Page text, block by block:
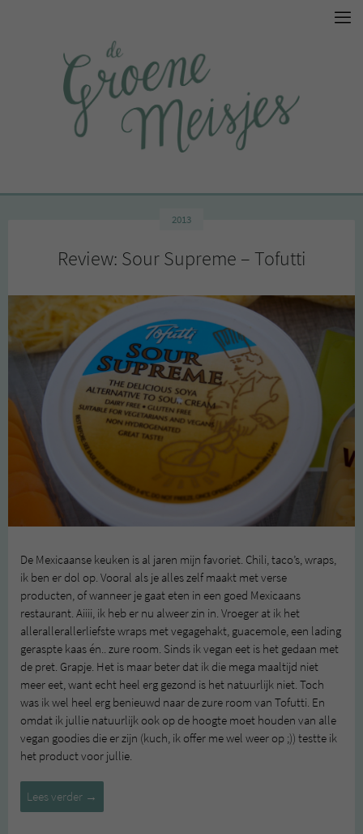
2013
Review: Sour Supreme – Tofutti
De Mexicaanse keuken is al jaren mijn favoriet. Chili, taco’s, wraps,
ik ben er dol op. Vooral als je alles zelf maakt met verse
producten, of wanneer je gaat eten in een goed Mexicaans
restaurant. Aiiii, ik heb er nu alweer zin in. Vroeger at ik het
allerallerallerliefste wraps met vegagehakt, guacemole, een lading
geraspte kaas én.. zure room. Sinds ik vegan eet is het gedaan met
de pret. Grapje. Het is maar beter dat ik die mega maaltijd niet
meer eet, want echt heel erg gezond is het natuurlijk niet. Toch
was ik wel heel erg benieuwd naar de zure room van Tofutti. En
omdat ik jullie natuurlijk ook op de hoogte moet houden van alle
vegan goodies die er zijn (kuch, ik offer me wel weer op ;)) testte ik
het product voor jullie.
Lees verder Review:
Sour
→